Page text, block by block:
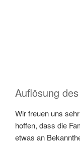
Auflösung
Wir freuen uns
hoffen, dass die
etwas an